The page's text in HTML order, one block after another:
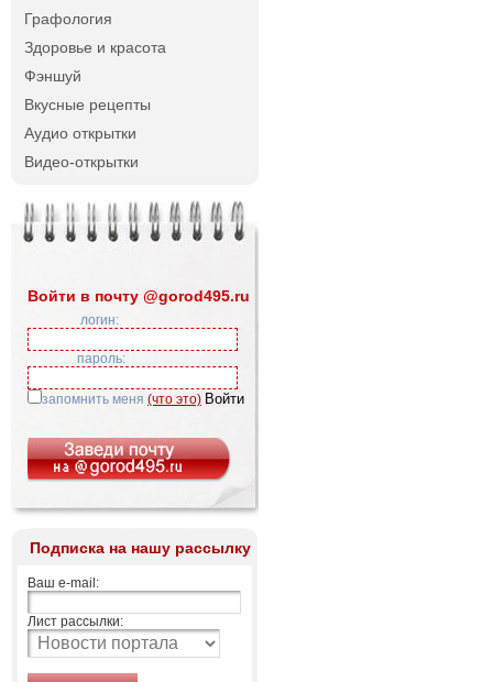
Графология
Здоровье и красота
Фэншуй
Вкусные рецепты
Аудио открытки
Видео-открытки
Войти в почту @gorod495.ru
логин:
пароль:
запомнить меня (что это)
Подписка на нашу рассылку
Ваш e-mail:
Лист рассылки: